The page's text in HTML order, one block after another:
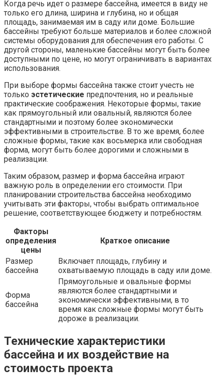
Когда речь идет о размере бассейна, имеется в виду не
только его длина, ширина и глубина, но и общая
площадь, занимаемая им в саду или доме. Большие
бассейны требуют больше материалов и более сложной
системы оборудования для обеспечения его работы. С
другой стороны, маленькие бассейны могут быть более
доступными по цене, но могут ограничивать в вариантах
использования.
При выборе формы бассейна также стоит учесть не
только эстетические предпочтения, но и реальные
практические соображения. Некоторые формы, такие
как прямоугольный или овальный, являются более
стандартными и поэтому более экономически
эффективными в строительстве. В то же время, более
сложные формы, такие как восьмерка или свободная
форма, могут быть более дорогими и сложными в
реализации.
Таким образом, размер и форма бассейна играют
важную роль в определении его стоимости. При
планировании строительства бассейна необходимо
учитывать эти факторы, чтобы выбрать оптимальное
решение, соответствующее бюджету и потребностям.
Факторы
определения
цены
Краткое описание
Размер
бассейна
Включает площадь, глубину и
охватываемую площадь в саду или доме.
Форма
бассейна
Прямоугольные и овальные формы
являются более стандартными и
экономически эффективными, в то
время как сложные формы могут быть
дороже в реализации.
Технические характеристики
бассейна и их воздействие на
стоимость проекта